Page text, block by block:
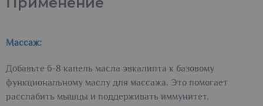
Массаж:
Добавьте 6-8 капель масла эвкалипта к базовому
функциональному маслу для массажа. Это помогает
расслабить мышцы и поддерживать иммунитет.